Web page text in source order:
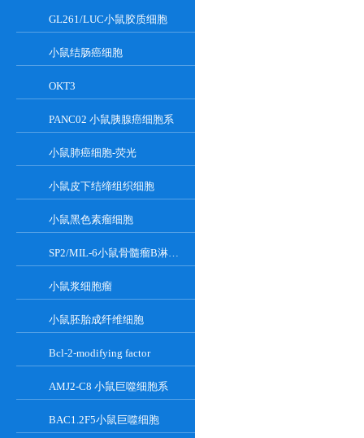
GL261/LUC小鼠胶质细胞
小鼠结肠癌细胞
OKT3
PANC02 小鼠胰腺癌细胞系
小鼠肺癌细胞-荧光
小鼠皮下结缔组织细胞
小鼠黑色素瘤细胞
SP2/MIL-6小鼠骨髓瘤B淋巴悬浮细胞系
小鼠浆细胞瘤
小鼠胚胎成纤维细胞
Bcl-2-modifying factor
AMJ2-C8 小鼠巨噬细胞系
BAC1.2F5小鼠巨噬细胞